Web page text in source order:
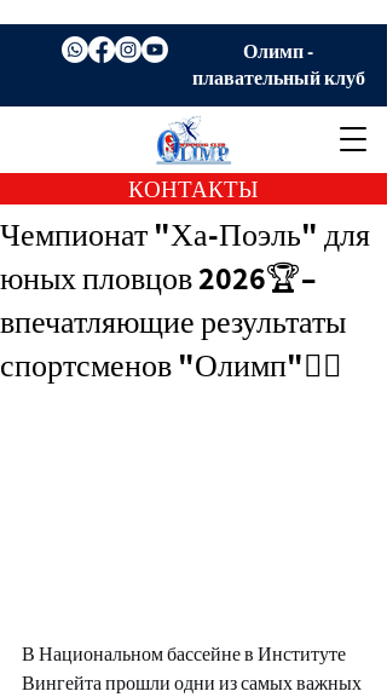
КОНТАКТЫ
Олимп -
плавательный клуб
Чемпионат "Ха-Поэль" для
юных пловцов 2026🏆–
впечатляющие результаты
спортсменов "Олимп"🏊‍♀️
В Национальном бассейне в Институте
Вингейта прошли одни из самых важных